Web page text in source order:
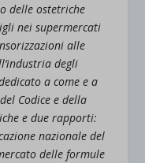
delle ostetriche
nei supermercati
alle
degli
a come e a
Codice e della
e due rapporti:
nazionale del
delle formule